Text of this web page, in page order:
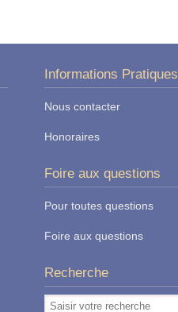
Informations Pratiques
Nous contacter
Honoraires
Foire aux questions
Pour toutes questions
Foire aux questions
Recherche